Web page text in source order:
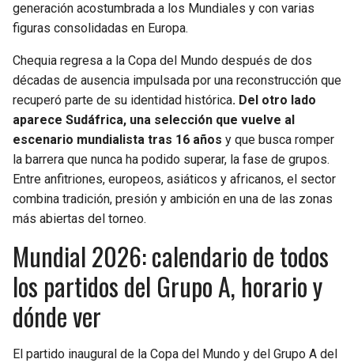
SAINTS
BUCCANEERS
generación acostumbrada a los Mundiales y con varias
figuras consolidadas en Europa.
Chequia regresa a la Copa del Mundo después de dos
décadas de ausencia impulsada por una reconstrucción que
recuperó parte de su identidad histórica. Del otro lado
aparece Sudáfrica, una selección que vuelve al
escenario mundialista tras 16 años y que busca romper
la barrera que nunca ha podido superar, la fase de grupos.
Entre anfitriones, europeos, asiáticos y africanos, el sector
combina tradición, presión y ambición en una de las zonas
más abiertas del torneo.
Mundial 2026: calendario de todos
los partidos del Grupo A, horario y
dónde ver
El partido inaugural de la Copa del Mundo y del Grupo A del